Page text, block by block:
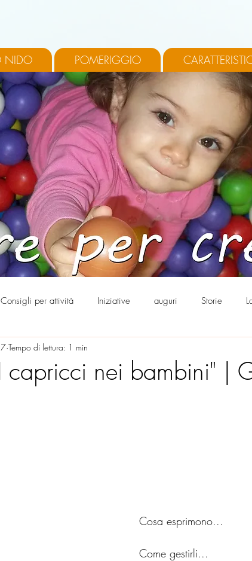
NIDO POMERIGGIO
Consigli per attività Iniziative auguri Storie
Supporto genitorialità
capricci nei bambini" |
Tempo di lettura: 1 min
Cosa esprimono...
Come gestirli...